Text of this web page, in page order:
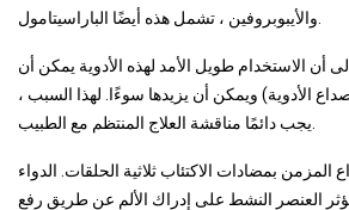
أن الاستخدام طويل الأمد لهذه الأدوية يمكن أن
الأدوية) ويمكن أن يزيدها سوءًا. لهذا السبب ،
المزمن بمضادات الاكتئاب ثلاثية الحلقات. الدواء
يؤثر العنصر النشط على إدراك الألم عن طريق رفع